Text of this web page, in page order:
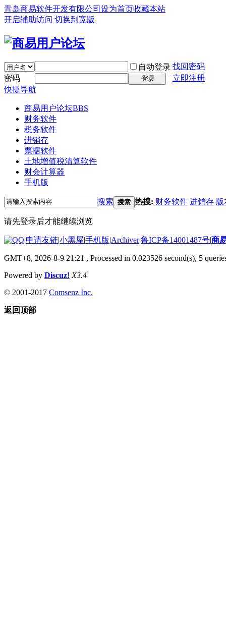
青岛商易软件开发有限公司 设为首页收藏本站
开启辅助访问 切换到宽版
自动登录 找回密码
密码
登录
立即注册
快捷导航
商易用户论坛BBS
财务软件
税务软件
进销存
票据软件
土地增值税清算软件
财会计算器
手机版
搜索 搜索 热搜: 财务软件 进销存 版
请先登录后才能继续浏览
|申请友链|小黑屋|手机版|Archiver|鲁ICP备14001487号|商
GMT+8, 2026-8-9 21:21 , Processed in 0.023526 second(s), 5
Powered by Discuz! X3.4
© 2001-2017 Comsenz Inc.
返回顶部